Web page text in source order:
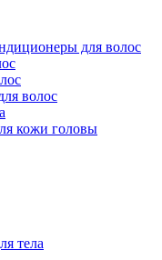
для волос
волос
кожи головы
тела